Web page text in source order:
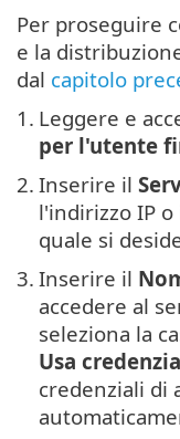
Per proseguire
e la
dal capitolo
1. Leggere e
per l'utente
2. Inserire il
l'indirizzo IP
quale si
3. Inserire il
accedere al
seleziona la
Usa
credenziali di